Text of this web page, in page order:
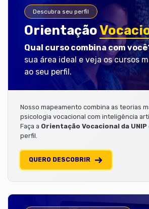
Descubra seu perfil
Orientação
Qual curso combina com
sua área ideal e veja os cursos
ao seu perfil.
Nosso mapeamento combina as teorias
psicologia vocacional com inteligência
Faça a Orientação Vocacional da UNIP
perfil.
QUERO DESCOBRIR